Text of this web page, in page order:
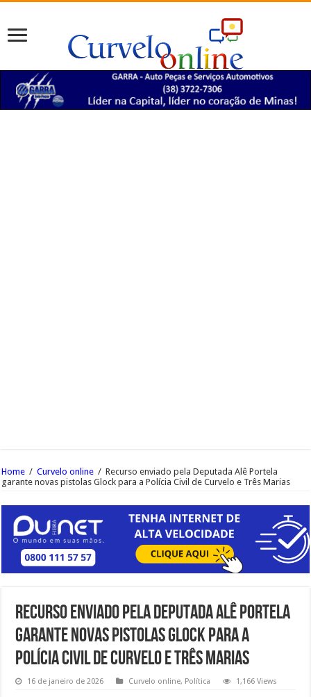
Home / Curvelo online / Recurso enviado pela Deputada Alê Portela
garante novas pistolas Glock para a Polícia Civil de Curvelo e Três Marias
Recurso enviado pela Deputada Alê Portela
garante novas pistolas Glock para a
Polícia Civil de Curvelo e Três Marias
16 de janeiro de 2026 Curvelo online, Política 1,166 Views